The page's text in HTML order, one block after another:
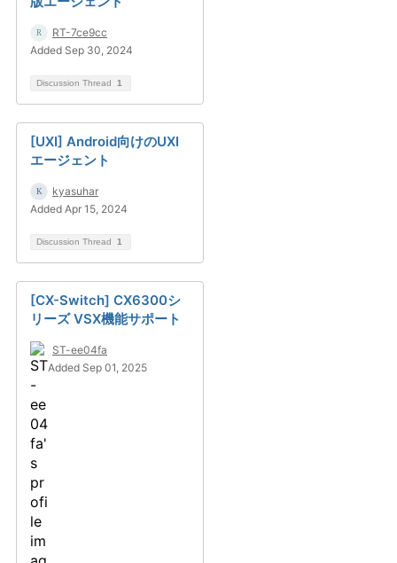
RT-7ce9cc
Added Sep 30, 2024
Discussion Thread 1
[UXI] Android向けのUXI
エージェント
kyasuhar
Added Apr 15, 2024
Discussion Thread 1
[CX-Switch] CX6300シ
リーズ VSX機能サポート
ST-ee04fa
Added Sep 01, 2025